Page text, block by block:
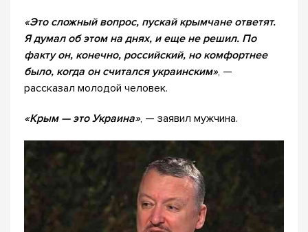
«Это сложный вопрос, пускай крымчане ответят.
Я думал об этом на днях, и еще не решил. По
факту он, конечно, российский, но комфортнее
было, когда он считался украинским», —
рассказал молодой человек.
«Крым — это Украина», — заявил мужчина.